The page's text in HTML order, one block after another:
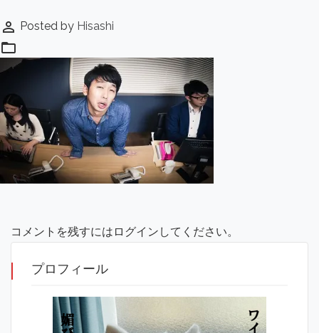
perm_identity Posted by Hisashi
folder_open
コメントを残すにはログインしてください。
プロフィール